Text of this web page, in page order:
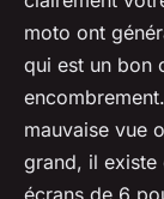
moto ont
qui est un bon
mauvaise vue
grand, il existe